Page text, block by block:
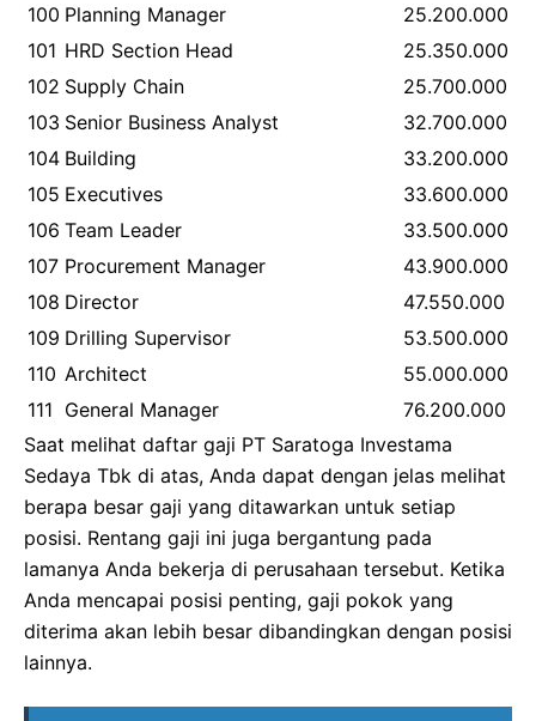
100 Planning Manager
25.200.000
101 HRD Section Head
25.350.000
102 Supply Chain
25.700.000
103 Senior Business Analyst
32.700.000
104 Building
33.200.000
105 Executives
33.600.000
106 Team Leader
33.500.000
107 Procurement Manager
43.900.000
108 Director
47.550.000
109 Drilling Supervisor
53.500.000
110 Architect
55.000.000
111 General Manager
76.200.000
Saat melihat daftar gaji PT Saratoga Investama
Sedaya Tbk di atas, Anda dapat dengan jelas melihat
berapa besar gaji yang ditawarkan untuk setiap
posisi. Rentang gaji ini juga bergantung pada
lamanya Anda bekerja di perusahaan tersebut. Ketika
Anda mencapai posisi penting, gaji pokok yang
diterima akan lebih besar dibandingkan dengan posisi
lainnya.